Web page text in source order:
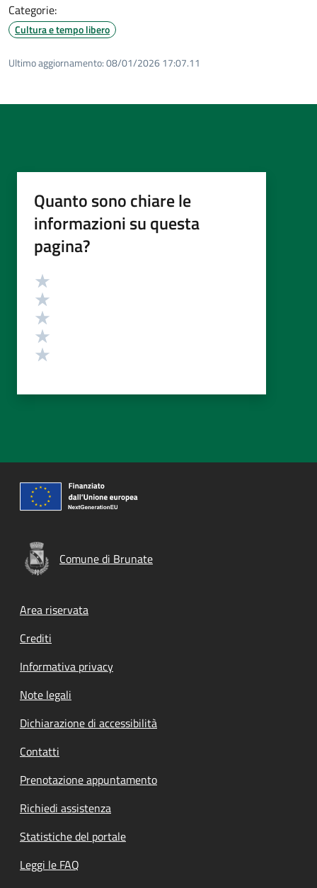
Categorie:
Cultura e tempo libero
Ultimo aggiornamento:08/01/2026 17:07.11
Quanto sono chiare le
informazioni su questa
pagina?
Valutazione
Comune di Brunate
Footer menu
Area riservata
Crediti
Informativa privacy
Note legali
Dichiarazione di accessibilità
Contatti
Prenotazione appuntamento
Richiedi assistenza
Statistiche del portale
Leggi le FAQ